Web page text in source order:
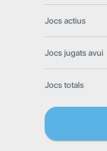
Jocs actius
Jocs jugats avui
Jocs totals